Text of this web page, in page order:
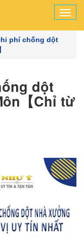
phí chống dột
dột
【Chỉ từ